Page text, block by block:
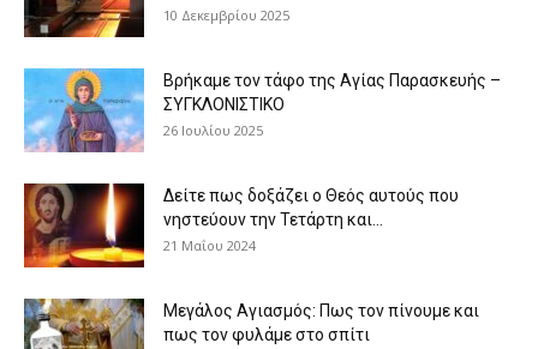
10 Δεκεμβρίου 2025
Βρήκαμε τον τάφο της Αγίας Παρασκευής –
ΣΥΓΚΛΟΝΙΣΤΙΚΟ
26 Ιουλίου 2025
Δείτε πως δοξάζει ο Θεός αυτούς που
νηστεύουν την Τετάρτη και...
21 Μαΐου 2024
Μεγάλος Αγιασμός: Πως τον πίνουμε και
πως τον φυλάμε στο σπίτι